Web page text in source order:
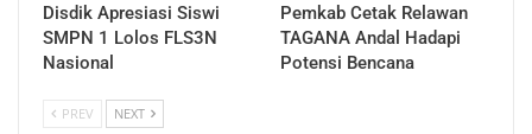
Disdik Apresiasi Siswi
SMPN 1 Lolos FLS3N
Nasional
Pemkab Cetak Relawan
TAGANA Andal Hadapi
Potensi Bencana
PREV NEXT